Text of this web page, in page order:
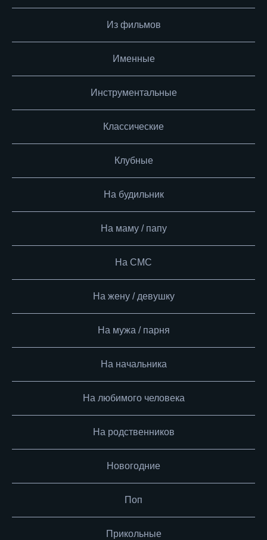
Из фильмов
Именные
Инструментальные
Классические
Клубные
На будильник
На маму / папу
На СМС
На жену / девушку
На мужа / парня
На начальника
На любимого человека
На родственников
Новогодние
Поп
Прикольные